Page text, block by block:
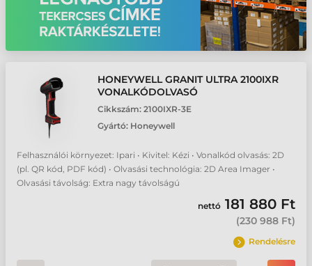
HONEYWELL GRANIT ULTRA 2100IXR
VONALKÓDOLVASÓ
Cikkszám: 2100IXR-3E
Gyártó: Honeywell
Felhasználói környezet: Ipari • Kivitel: Kézi • Vonalkód olvasás: 2D
(pl. QR kód, PDF kód) • Olvasási technológia: 2D Area Imager •
Olvasási távolság: Extra nagy távolságú
nettó 181 880 Ft
(230 988 Ft)
Rendelésre